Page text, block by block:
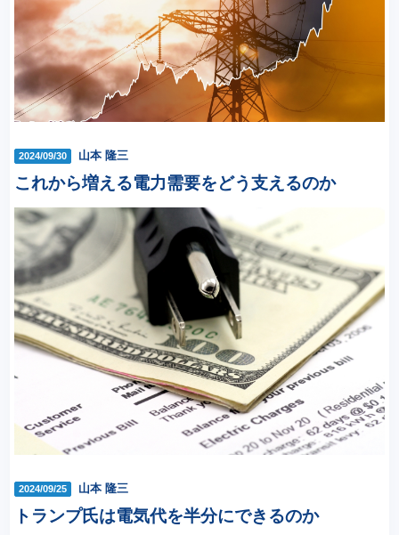
2024/09/30 山本 隆三
これから増える電力需要をどう支えるのか
2024/09/25 山本 隆三
トランプ氏は電気代を半分にできるのか